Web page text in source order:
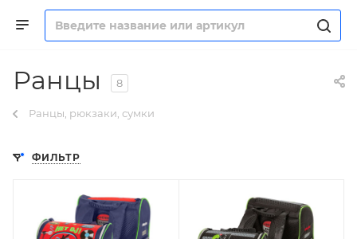
Ранцы 8
Ранцы, рюкзаки, сумки
ФИЛЬТР